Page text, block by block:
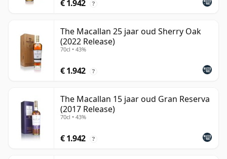
€ 1.942 ?
The Macallan 25 jaar oud Sherry Oak
(2022 Release)
70cl • 43%
€ 1.942 ?
The Macallan 15 jaar oud Gran Reserva
(2017 Release)
70cl • 43%
€ 1.942 ?